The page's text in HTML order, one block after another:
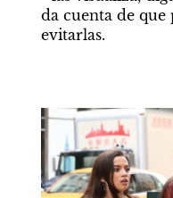
da cuenta de que
evitarlas.